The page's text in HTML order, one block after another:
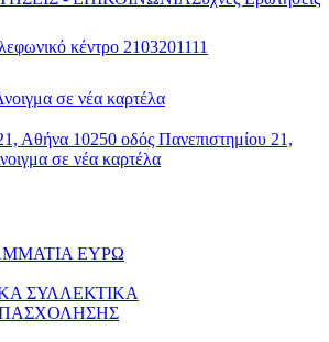
κέντρο 2103201111
σε νέα καρτέλα
Αθήνα 10250 οδός Πανεπιστημίου 21,
σε νέα καρτέλα
ΕΥΡΩ
ΣΥΛΛΕΚΤΙΚΑ